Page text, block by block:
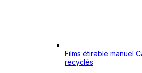
Films étirable manuel
recyclés